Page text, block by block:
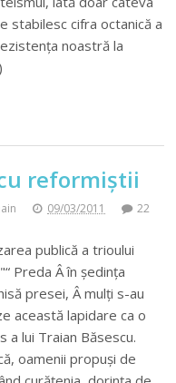
stabilesc cifra octanică a
noastră la
reformiștii
09/03/2011
22
publică a trioului
Preda Â în ședința
presei, Â mulți s-au
această lapidare ca o
a lui Traian Băsescu.
oamenii propuși de